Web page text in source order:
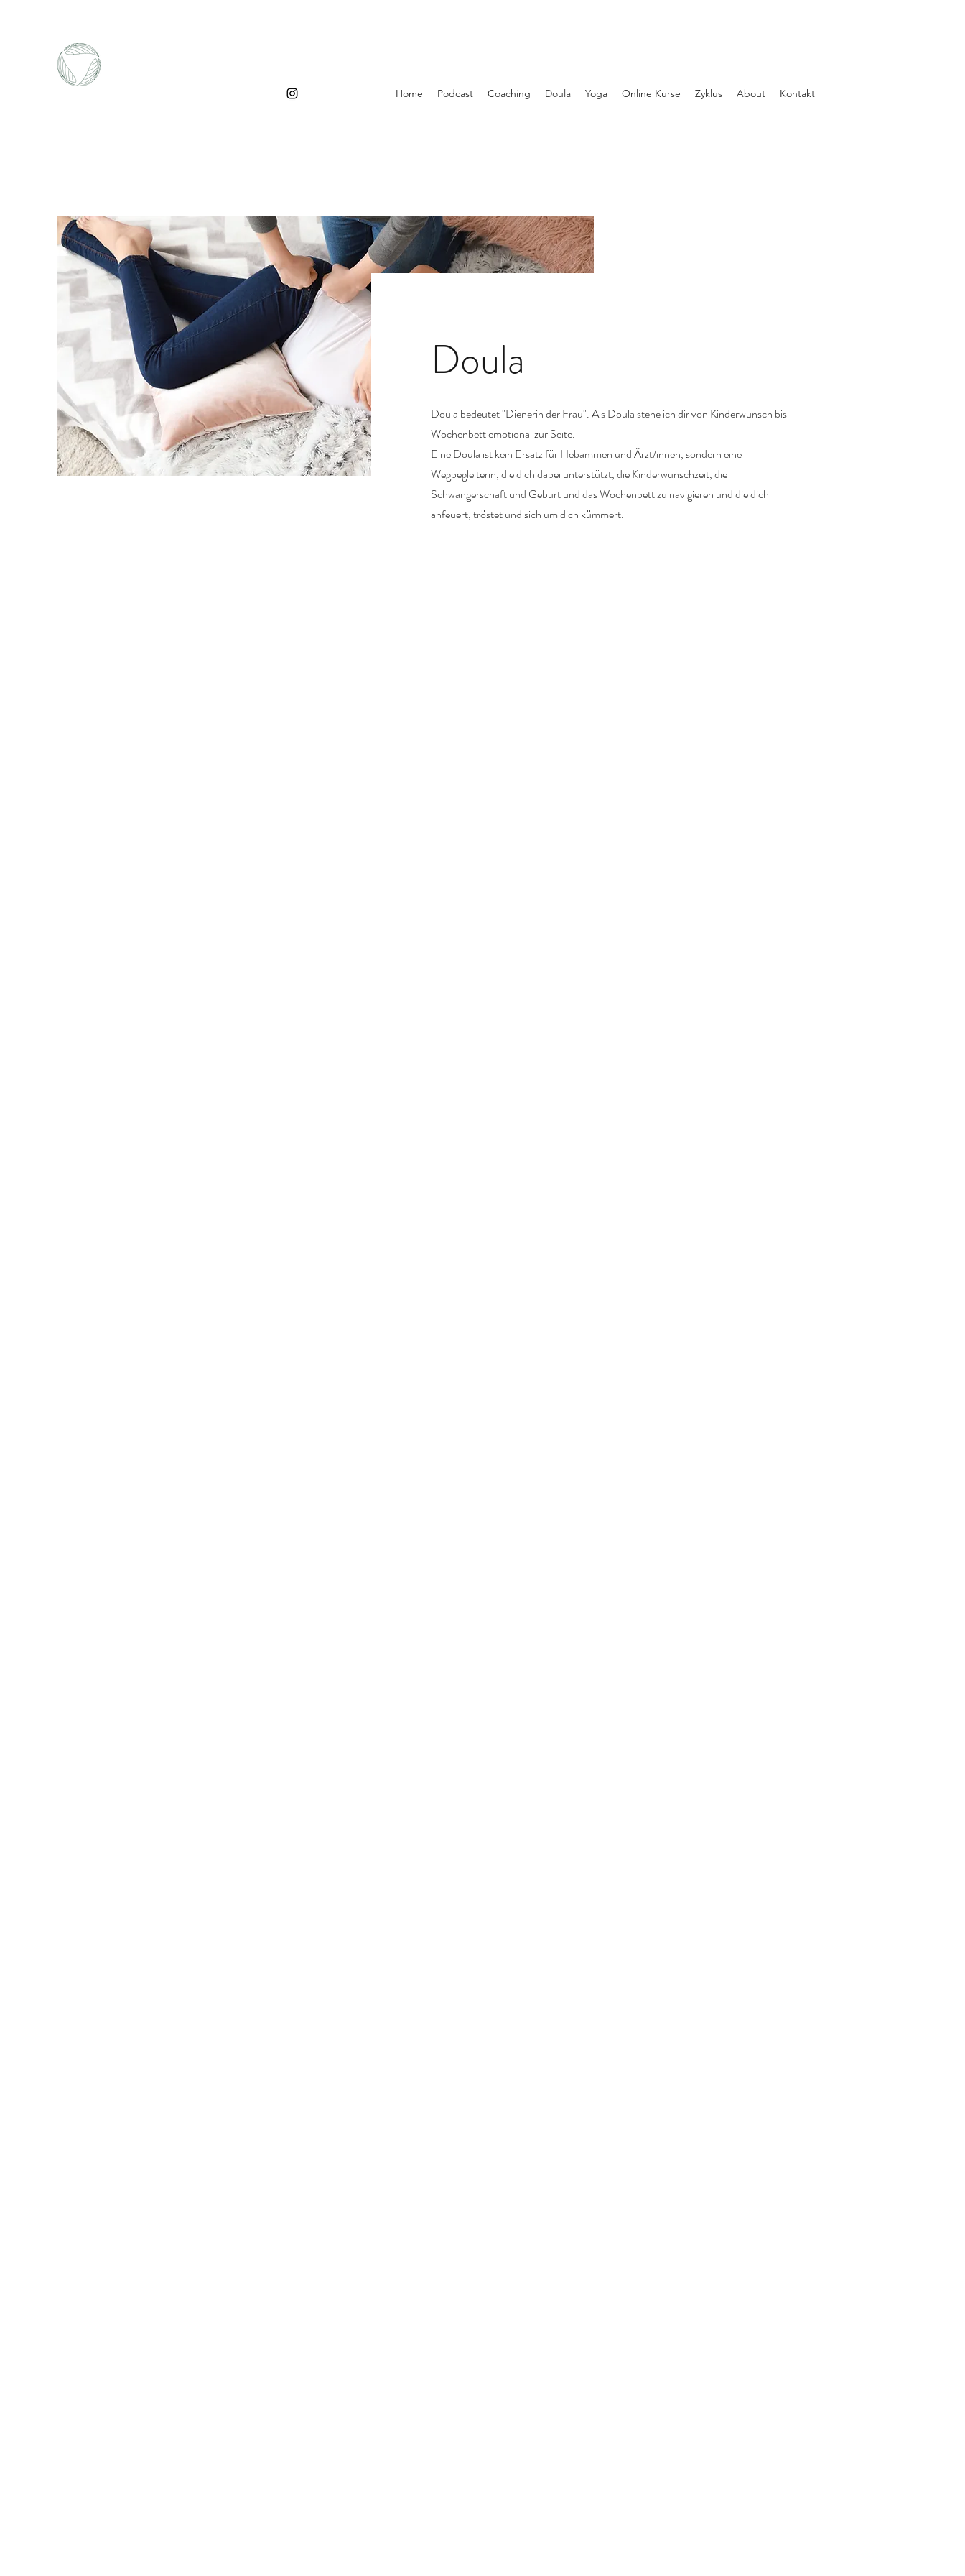
Home Podcast Coaching Doula Yoga Online Kurse Zyklus About Kontakt
Doula
Doula bedeutet "Dienerin der Frau".Als Doula stehe ich dir von Kinderwunsch bis
Wochenbett emotional zur Seite.
Eine Doula ist kein Ersatz für Hebammen und Ärzt/innen, sondern eine
Wegbegleiterin, die dich dabei unterstützt, die Kinderwunschzeit, die
Schwangerschaft und Geburt und das Wochenbett zu navigieren und die dich
anfeuert, tröstet und sich um dich kümmert.